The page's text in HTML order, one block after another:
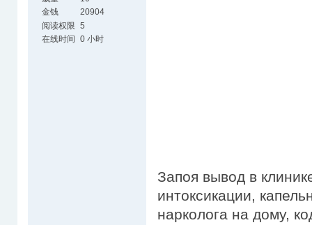
金钱
20904
阅读权限 5
在线时间 0 小时
Запоя вывод в
интоксикации,
нарколога на дому,